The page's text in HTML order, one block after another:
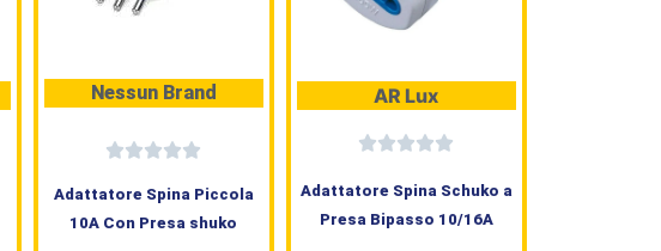
Nessun Brand
Adattatore Spina Piccola
10A Con Presa shuko
AR Lux
Adattatore Spina Schuko a
Presa Bipasso 10/16A